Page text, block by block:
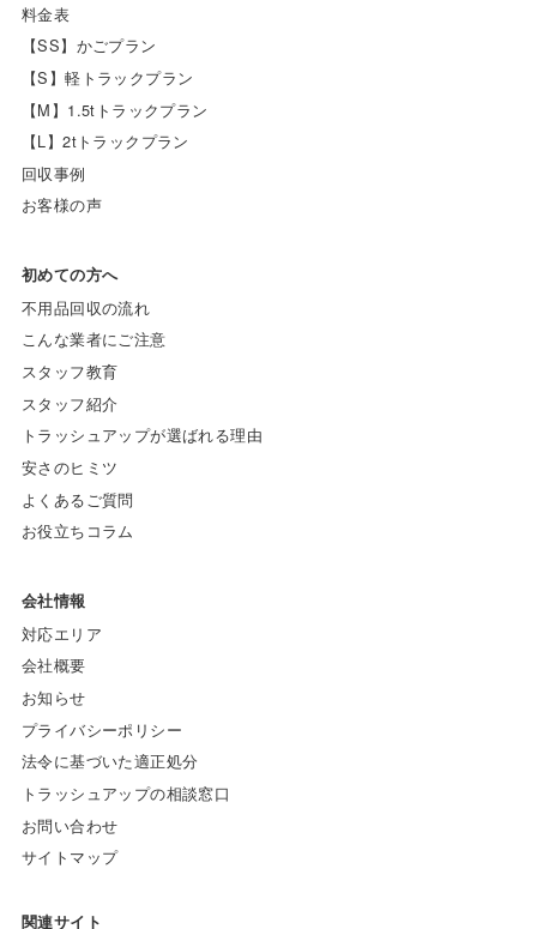
料金表
【SS】かごプラン
【S】軽トラックプラン
【M】1.5tトラックプラン
【L】2tトラックプラン
回収事例
お客様の声
初めての方へ
不用品回収の流れ
こんな業者にご注意
スタッフ教育
スタッフ紹介
トラッシュアップが選ばれる理由
安さのヒミツ
よくあるご質問
お役立ちコラム
会社情報
対応エリア
会社概要
お知らせ
プライバシーポリシー
法令に基づいた適正処分
トラッシュアップの相談窓口
お問い合わせ
サイトマップ
関連サイト